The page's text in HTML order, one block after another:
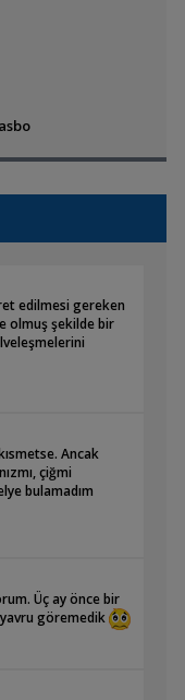
edilmesi gereken
olmuş şekilde bir
Ancak
çiğmi
bulamadım
Üç ay önce bir
göremedik